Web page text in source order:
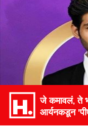
जे कमावलं, ते
आर्यनकडून